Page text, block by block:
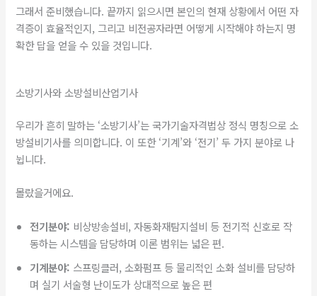
그래서 준비했습니다. 끝까지 읽으시면 본인의 현재 상황에서 어떤 자
격증이 효율적인지, 그리고 비전공자라면 어떻게 시작해야 하는지 명
확한 답을 얻을 수 있을 것입니다.
소방기사와 소방설비산업기사
우리가 흔히 말하는 ‘소방기사’는 국가기술자격법상 정식 명칭으로 소
방설비기사를 의미합니다. 이 또한 ‘기계’와 ‘전기’ 두 가지 분야로 나
뉩니다.
몰랐을거에요.
전기분야: 비상방송설비, 자동화재탐지설비 등 전기적 신호로 작
동하는 시스템을 담당하며 이론 범위는 넓은 편.
기계분야: 스프링클러, 소화펌프 등 물리적인 소화 설비를 담당하
며 실기 서술형 난이도가 상대적으로 높은 편